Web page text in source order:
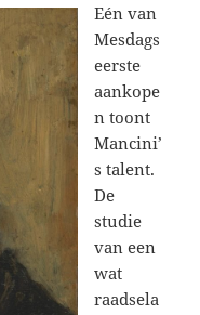
Eén van
Mesdags
eerste
aankope
n toont
Mancini’
s talent.
De
studie
van een
wat
raadsela